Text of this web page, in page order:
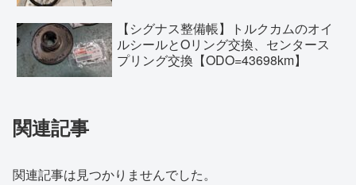
【シグナス整備帳】トルクカムのオイ
ルシールとOリング交換、センタース
プリング交換【ODO=43698km】
関連記事
関連記事は見つかりませんでした。